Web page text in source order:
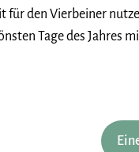
für den Vierbeiner
Tage des Jahres